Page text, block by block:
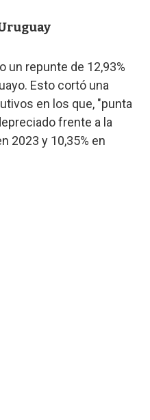
un repunte de 12,93%
Esto cortó una
en los que, "punta
frente a la
2023 y 10,35% en